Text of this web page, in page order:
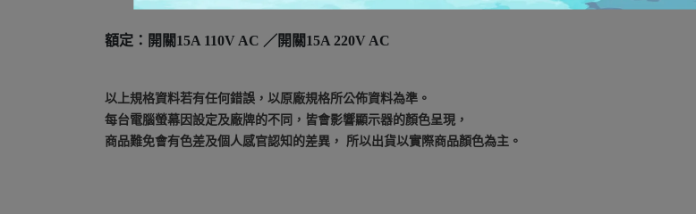
額定：開關15A 110V AC ／開關15A 220V AC
以上規格資料若有任何錯誤，以原廠規格所公佈資料為準。
每台電腦螢幕因設定及廠牌的不同，皆會影響顯示器的顏色呈現，
商品難免會有色差及個人感官認知的差異， 所以出貨以實際商品顏色為主。